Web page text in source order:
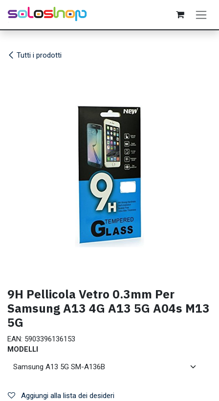
Passa al contenuto
Tutti i prodotti
9H Pellicola Vetro 0.3mm Per
Samsung A13 4G A13 5G A04s M13
5G
EAN: 5903396136153
MODELLI
Aggiungi alla lista dei desideri